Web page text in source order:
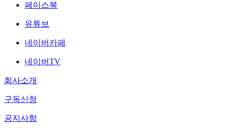
페이스북
유튜브
네이버카페
네이버TV
회사소개
구독신청
공지사항